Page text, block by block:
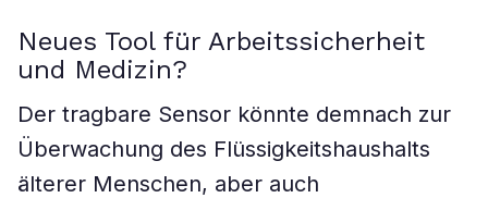
Neues Tool für Arbeitssicherheit
und Medizin?
Der tragbare Sensor könnte demnach zur
Überwachung des Flüssigkeitshaushalts
älterer Menschen, aber auch